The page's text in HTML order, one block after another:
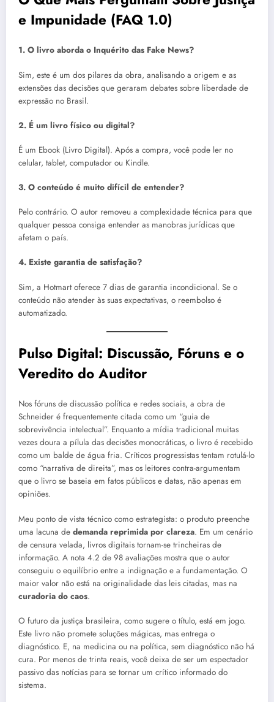
e Impunidade (FAQ 1.0)
1. O livro aborda o Inquérito das Fake News?
Sim, este é um dos pilares da obra, analisando a origem e as
extensões das decisões que geraram debates sobre liberdade de
expressão no Brasil.
2. É um livro físico ou digital?
É um Ebook (Livro Digital). Após a compra, você pode ler no
celular, tablet, computador ou Kindle.
3. O conteúdo é muito difícil de entender?
Pelo contrário. O autor removeu a complexidade técnica para que
qualquer pessoa consiga entender as manobras jurídicas que
afetam o país.
4. Existe garantia de satisfação?
Sim, a Hotmart oferece 7 dias de garantia incondicional. Se o
conteúdo não atender às suas expectativas, o reembolso é
automatizado.
Pulso Digital: Discussão, Fóruns e o
Veredito do Auditor
Nos fóruns de discussão política e redes sociais, a obra de
Schneider é frequentemente citada como um “guia de
sobrevivência intelectual”. Enquanto a mídia tradicional muitas
vezes doura a pílula das decisões monocráticas, o livro é recebido
como um balde de água fria. Críticos progressistas tentam rotulá-lo
como “narrativa de direita”, mas os leitores contra-argumentam
que o livro se baseia em fatos públicos e datas, não apenas em
opiniões.
Meu ponto de vista técnico como estrategista: o produto preenche
uma lacuna de demanda reprimida por clareza. Em um cenário
de censura velada, livros digitais tornam-se trincheiras de
informação. A nota 4.2 de 98 avaliações mostra que o autor
conseguiu o equilíbrio entre a indignação e a fundamentação. O
maior valor não está na originalidade das leis citadas, mas na
curadoria do caos.
O futuro da justiça brasileira, como sugere o título, está em jogo.
Este livro não promete soluções mágicas, mas entrega o
diagnóstico. E, na medicina ou na política, sem diagnóstico não há
cura. Por menos de trinta reais, você deixa de ser um espectador
passivo das notícias para se tornar um crítico informado do
sistema.